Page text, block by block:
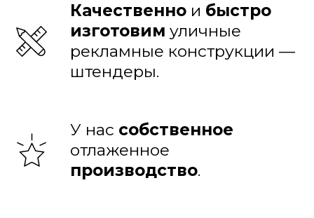
Качественно и быстро
изготовим уличные
рекламные конструкции —
штендеры.
У нас собственное
отлаженное
производство.